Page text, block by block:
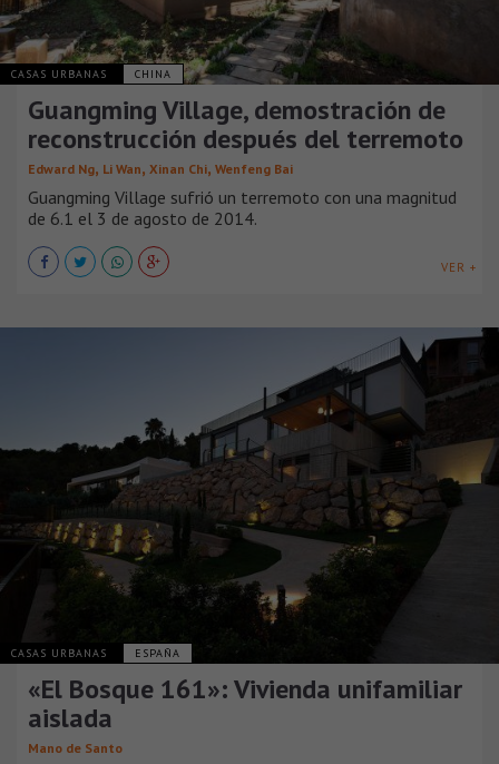
CASAS URBANAS CHINA
Guangming Village, demostración de
reconstrucción después del terremoto
Edward Ng, Li Wan, Xinan Chi, Wenfeng Bai
Guangming Village sufrió un terremoto con una magnitud
de 6.1 el 3 de agosto de 2014.
VER +
CASAS URBANAS ESPAÑA
«El Bosque 161»: Vivienda unifamiliar
aislada
Mano de Santo